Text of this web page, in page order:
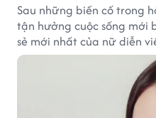
Sau những biến cố trong
tận hưởng cuộc sống mới
sẻ mới nhất của nữ diễn
hạnh phúc hiện tại đến